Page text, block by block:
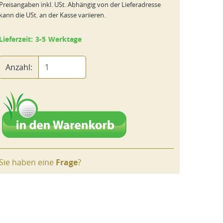
inkl. USt. Abhängig von der Lieferadresse
die USt. an der Kasse variieren.
3-5 Werktage
Anzahl:
haben eine Frage?